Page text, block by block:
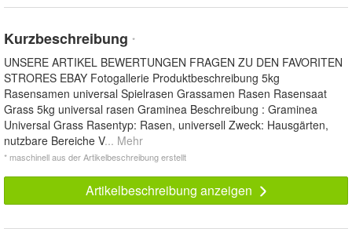
Kurzbeschreibung *
UNSERE ARTIKEL BEWERTUNGEN FRAGEN ZU DEN FAVORITEN
STRORES EBAY Fotogallerie Produktbeschreibung 5kg
Rasensamen universal Spielrasen Grassamen Rasen Rasensaat
Grass 5kg universal rasen Graminea Beschreibung : Graminea
Universal Grass Rasentyp: Rasen, universell Zweck: Hausgärten,
nutzbare Bereiche V... Mehr
* maschinell aus der Artikelbeschreibung erstellt
Artikelbeschreibung anzeigen